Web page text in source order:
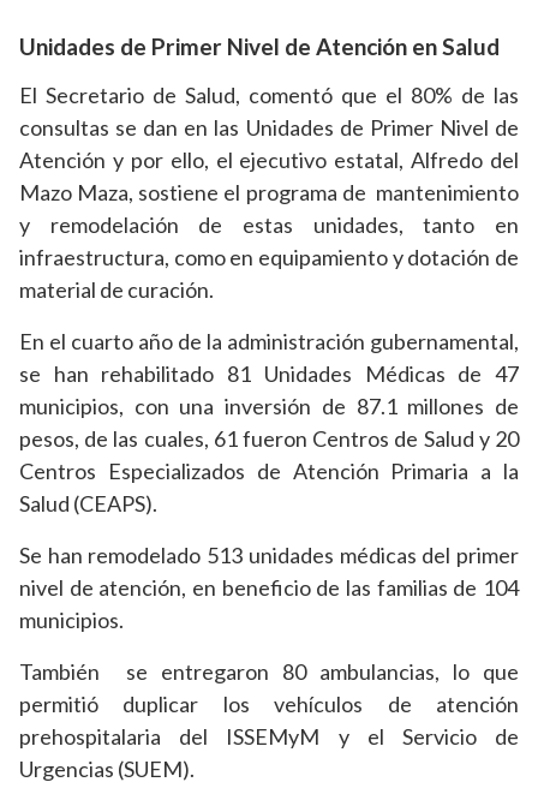
Unidades de Primer Nivel de Atención en Salud
El Secretario de Salud, comentó que el 80% de las
consultas se dan en las Unidades de Primer Nivel de
Atención y por ello, el ejecutivo estatal, Alfredo del
Mazo Maza, sostiene el programa de mantenimiento
y remodelación de estas unidades, tanto en
infraestructura, como en equipamiento y dotación de
material de curación.
En el cuarto año de la administración gubernamental,
se han rehabilitado 81 Unidades Médicas de 47
municipios, con una inversión de 87.1 millones de
pesos, de las cuales, 61 fueron Centros de Salud y 20
Centros Especializados de Atención Primaria a la
Salud (CEAPS).
Se han remodelado 513 unidades médicas del primer
nivel de atención, en beneficio de las familias de 104
municipios.
También se entregaron 80 ambulancias, lo que
permitió duplicar los vehículos de atención
prehospitalaria del ISSEMyM y el Servicio de
Urgencias (SUEM).